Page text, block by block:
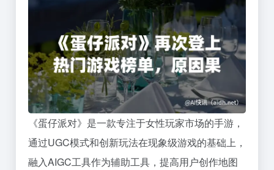
《蛋仔派对》是一款专注于女性玩家市场的手游，
通过UGC模式和创新玩法在现象级游戏的基础上，
融入AIGC工具作为辅助工具，提高用户创作地图